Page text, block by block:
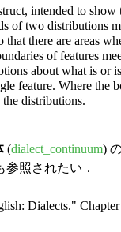
intended to
of two distributions
there are areas
of features
about what is or
feature. Where the
distributions.
(dialect_continuum)
参照されたい．
Dialects."